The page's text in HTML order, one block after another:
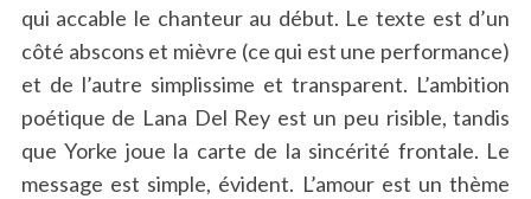
qui accable le chanteur au début. Le texte est d’un
côté abscons et mièvre (ce qui est une performance)
et de l’autre simplissime et transparent. L’ambition
poétique de Lana Del Rey est un peu risible, tandis
que Yorke joue la carte de la sincérité frontale. Le
message est simple, évident. L’amour est un thème